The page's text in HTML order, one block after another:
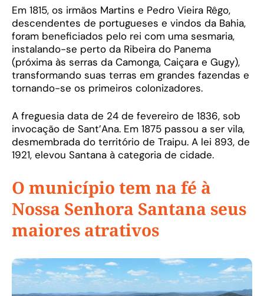
Em 1815, os irmãos Martins e Pedro Vieira Rêgo,
descendentes de portugueses e vindos da Bahia,
foram beneficiados pelo rei com uma sesmaria,
instalando-se perto da Ribeira do Panema
(próxima às serras da Camonga, Caiçara e Gugy),
transformando suas terras em grandes fazendas e
tornando-se os primeiros colonizadores.
A freguesia data de 24 de fevereiro de 1836, sob
invocação de Sant’Ana. Em 1875 passou a ser vila,
desmembrada do território de Traipu. A lei 893, de
1921, elevou Santana à categoria de cidade.
O município tem na fé à
Nossa Senhora Santana seus
maiores atrativos